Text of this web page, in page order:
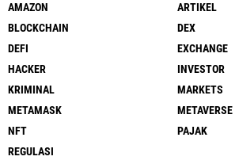
AMAZON
ARTIKEL
BLOCKCHAIN
DEX
DEFI
EXCHANGE
HACKER
INVESTOR
KRIMINAL
MARKETS
METAMASK
METAVERSE
NFT
PAJAK
REGULASI